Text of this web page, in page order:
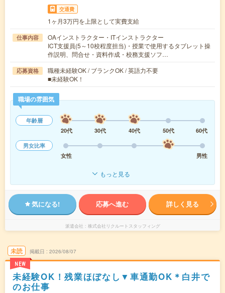
交通費
1ヶ月3万円を上限として実費支給
仕事内容
OAインストラクター・ITインストラクター
ICT支援員(5～10校程度担当)・授業で使用するタブレット操
作説明、問合せ・資料作成・校務支援ソフ…
応募資格
職種未経験OK / ブランクOK / 英語力不要
■未経験OK！
職場の雰囲気
年齢層
20代
30代 40代 50代
60代
男女比率
女性
男性
もっと見る
気になる! 応募へ進む 詳しく見る
派遣会社 株式会社リクルートスタッフィング
未読
NEW
掲載日 2026/08/07
未経験OK！残業ほぼなし▼車通勤OK＊白井で
のお仕事